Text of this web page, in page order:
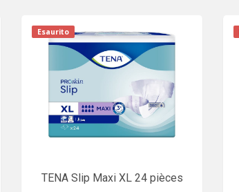
Esaurito
TENA Slip Maxi XL 24 pièces